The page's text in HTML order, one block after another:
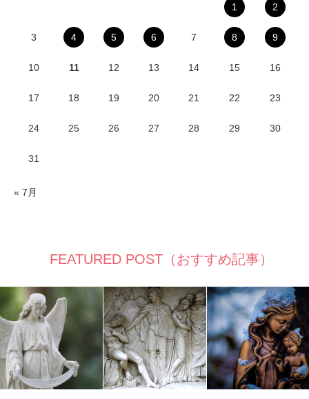
1 2
3 4 5 6 7 8 9
10 11 12 13 14 15 16
17 18 19 20 21 22 23
24 25 26 27 28 29 30
31
« 7月
FEATURED POST（おすすめ記事）